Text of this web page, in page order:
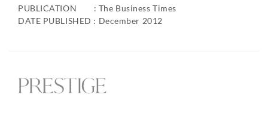
PUBLICATION : The Business Times
DATE PUBLISHED : December 2012